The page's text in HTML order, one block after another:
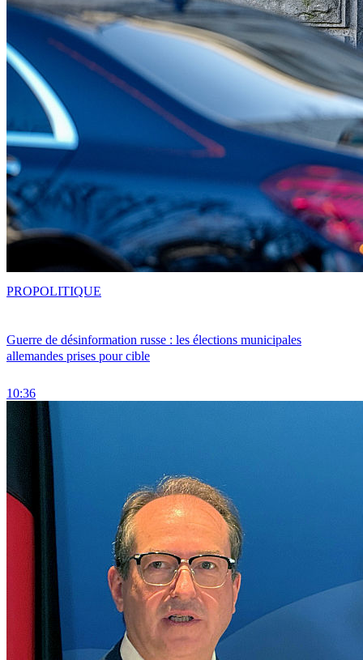
Guerre de désinformation russe : les élections municipales
allemandes prises pour cible
10:36
PROPOLITIQUE